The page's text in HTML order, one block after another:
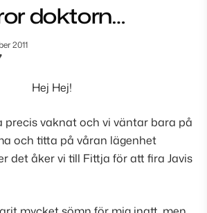
doktorn…
2011
Hej Hej!
precis vaknat och vi väntar bara på
och titta på våran lägenhet
det åker vi till Fittja för att fira Javis